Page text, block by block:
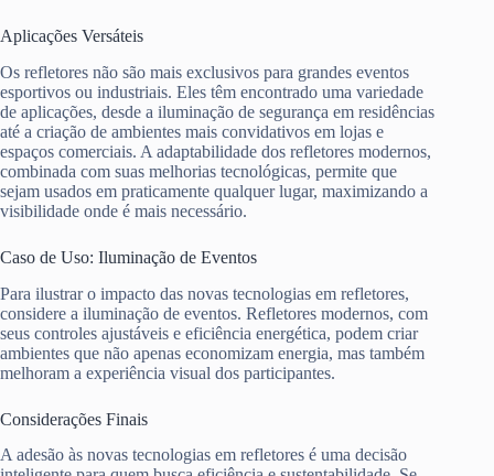
Aplicações Versáteis
Os refletores não são mais exclusivos para grandes eventos
esportivos ou industriais. Eles têm encontrado uma variedade
de aplicações, desde a iluminação de segurança em residências
até a criação de ambientes mais convidativos em lojas e
espaços comerciais. A adaptabilidade dos refletores modernos,
combinada com suas melhorias tecnológicas, permite que
sejam usados em praticamente qualquer lugar, maximizando a
visibilidade onde é mais necessário.
Caso de Uso: Iluminação de Eventos
Para ilustrar o impacto das novas tecnologias em refletores,
considere a iluminação de eventos. Refletores modernos, com
seus controles ajustáveis e eficiência energética, podem criar
ambientes que não apenas economizam energia, mas também
melhoram a experiência visual dos participantes.
Considerações Finais
A adesão às novas tecnologias em refletores é uma decisão